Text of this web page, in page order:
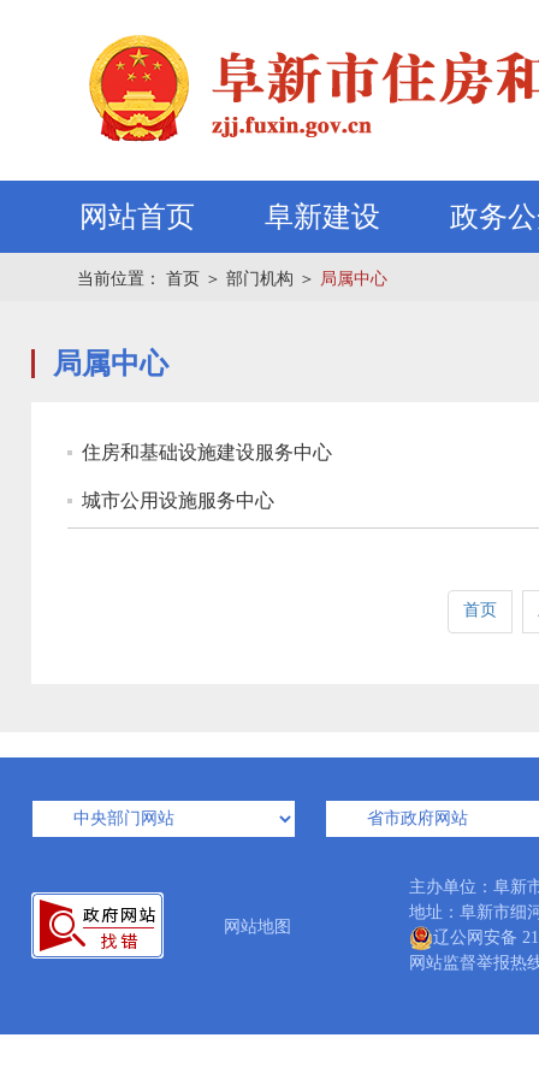
网站首页 阜新建设 政务
当前位置： 首页 ＞ 部门机构 ＞ 局属中心
局属中心
住房和基础设施建设服务中心
城市公用设施服务中心
首页
网站地图
主办单位：阜
地址：阜新市
辽公网安备
网站监督举报热